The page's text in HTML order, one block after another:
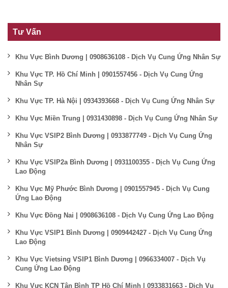
Tư Vấn
Khu Vực Bình Dương | 0908636108 - Dịch Vụ Cung Ứng Nhân Sự
Khu Vực TP. Hồ Chí Minh | 0901557456 - Dịch Vụ Cung Ứng
Nhân Sự
Khu Vực TP. Hà Nội | 0934393668 - Dịch Vụ Cung Ứng Nhân Sự
Khu Vực Miền Trung | 0931430898 - Dịch Vụ Cung Ứng Nhân Sự
Khu Vực VSIP2 Bình Dương | 0933877749 - Dịch Vụ Cung Ứng
Nhân Sự
Khu Vực VSIP2a Bình Dương | 0931100355 - Dịch Vụ Cung Ứng
Lao Động
Khu Vực Mỹ Phước Bình Dương | 0901557945 - Dịch Vụ Cung
Ứng Lao Động
Khu Vực Đồng Nai | 0908636108 - Dịch Vụ Cung Ứng Lao Động
Khu Vực VSIP1 Bình Dương | 0909442427 - Dịch Vụ Cung Ứng
Lao Động
Khu Vực Vietsing VSIP1 Bình Dương | 0966334007 - Dịch Vụ
Cung Ứng Lao Động
Khu Vực KCN Tân Bình TP Hồ Chí Minh | 0933831663 - Dịch Vụ